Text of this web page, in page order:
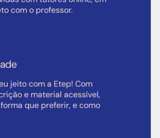
com o professor.
jeito com a Etep! Com
e material acessível,
que preferir, e como